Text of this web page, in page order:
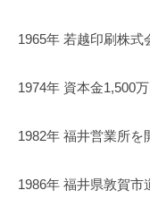
1965年 若越印刷株式
1974年 資本金1,500
1982年 福井営業所を
1986年 福井県敦賀